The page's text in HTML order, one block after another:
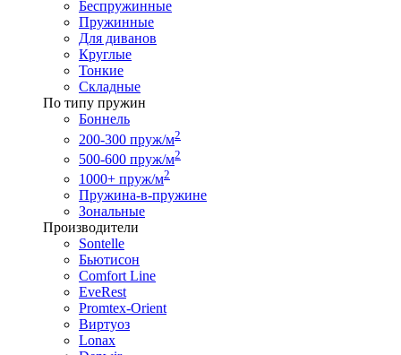
Беспружинные
Пружинные
Для диванов
Круглые
Тонкие
Складные
По типу пружин
Боннель
200-300 пруж/м2
500-600 пруж/м2
1000+ пруж/м2
Пружина-в-пружине
Зональные
Производители
Sontelle
Бьютисон
Comfort Line
EveRest
Promtex-Orient
Виртуоз
Lonax